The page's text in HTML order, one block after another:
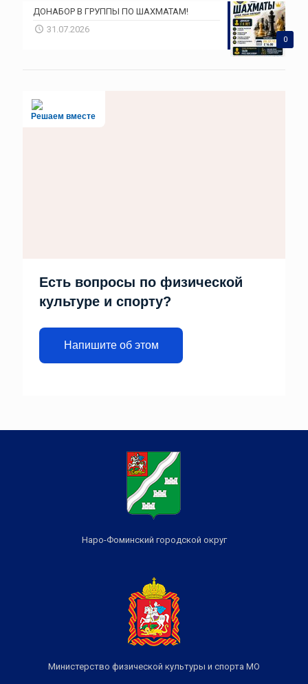
0
ДОНАБОР В ГРУППЫ ПО ШАХМАТАМ!
31.07.2026
Решаем вместе
Есть вопросы по физической
культуре и спорту?
Напишите об этом
Наро-Фоминский городской округ
Министерство физической культуры и спорта МО